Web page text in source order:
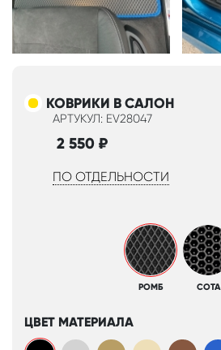
КОВРИКИ В САЛОН
АРТУКУЛ: EV28047
2 550 ₽
ПО ОТДЕЛЬНОСТИ
РОМБ СОТА
ЦВЕТ МАТЕРИАЛА